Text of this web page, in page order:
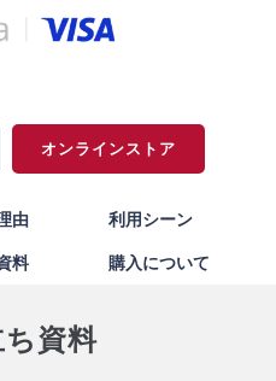
オンラインストア
由 利用シーン
料 購入について
資料